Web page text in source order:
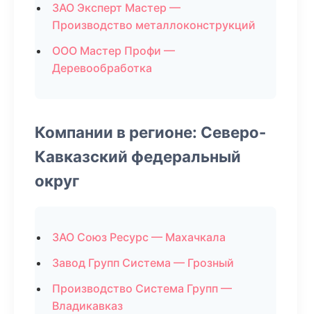
ЗАО Эксперт Мастер —
Производство металлоконструкций
ООО Мастер Профи —
Деревообработка
Компании в регионе: Северо-
Кавказский федеральный
округ
ЗАО Союз Ресурс — Махачкала
Завод Групп Система — Грозный
Производство Система Групп —
Владикавказ